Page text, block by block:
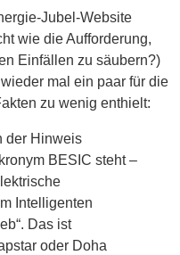
Jubel-Website
wie die Aufforderung,
Einfällen zu säubern?)
mal ein paar für die
zu wenig enthielt:
der Hinweis
BESIC steht –
Intelligenten
Das ist
oder Doha